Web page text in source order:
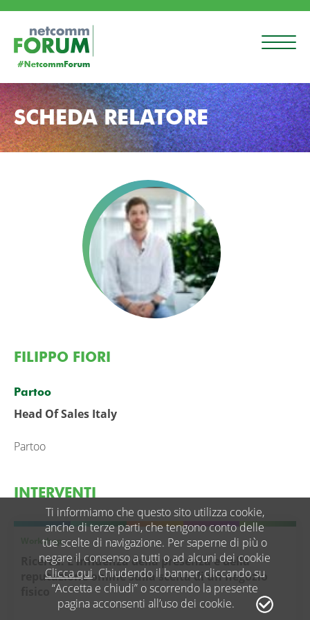
SCHEDA RELATORE
FILIPPO FIORI
Partoo
Head Of Sales Italy
Partoo
INTERVENTI
Workshop
Ricerca: L'influenza della presenza e della
reputazione online sulla scelta di un negozio
Ti informiamo che questo sito utilizza cookie,
anche di terze parti, che tengono conto delle
tue scelte di navigazione. Per saperne di più o
negare il consenso a tutti o ad alcuni dei cookie
Clicca qui. Chiudendo il banner, cliccando su
“Accetta e chiudi” o scorrendo la presente
pagina acconsenti all’uso dei cookie.